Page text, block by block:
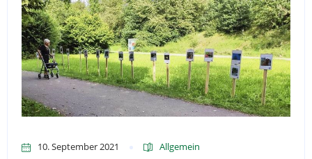
10. September 2021 Allgemein